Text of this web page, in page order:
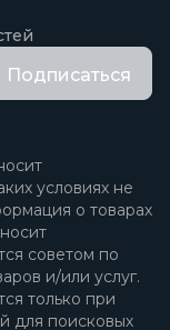
Подписаться
условиях не
о товарах
советом по
и/или услуг.
только при
для поисковых